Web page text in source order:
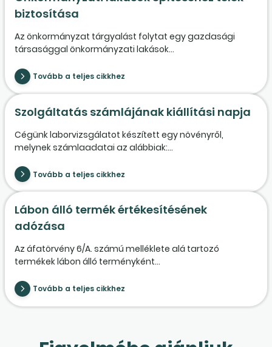
biztosítása
Az önkormányzat tárgyalást folytat egy gazdasági
társasággal önkormányzati lakások...
Tovább a teljes cikkhez
Szolgáltatás számlájának kiállítási napja
Cégünk laborvizsgálatot készített egy növényről,
melynek számlaadatai az alábbiak:...
Tovább a teljes cikkhez
Lábon álló termék értékesítésének
adózása
Az áfatörvény 6/A. számú melléklete alá tartozó
termékek lábon álló terményként...
Tovább a teljes cikkhez